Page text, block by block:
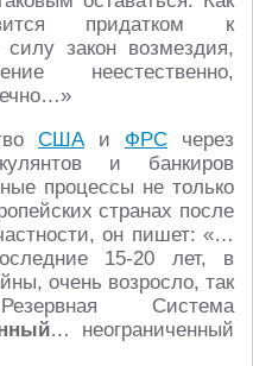
придатком к
силу закон возмездия,
неестественно,
СШАи ФРС через
и банкиров
процессы не только
странах после
он пишет: «…
15-20 лет, в
очень возросло, так
Система
… неограниченный